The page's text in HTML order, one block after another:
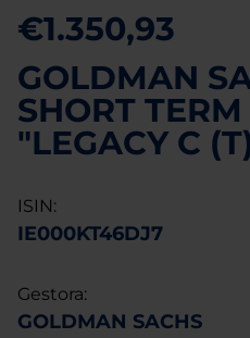
€1.350,93
GOLDMAN
SHORT
"LEGACY C
ISIN:
IE000KT46DJ7
Gestora:
GOLDMAN SACHS